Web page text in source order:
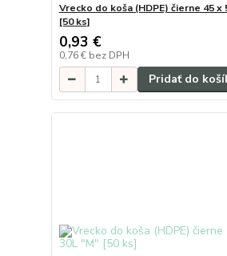
Vrecko do koša (HDPE) čierne 45 x
[50 ks]
0,93 €
0,76 € bez DPH
Pridať do